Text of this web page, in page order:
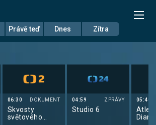
Právě teď Dnes Zítra
06:30 DOKUMENT
Skvosty
světového
04:59 ZPRÁVY
Studio 6
05:40